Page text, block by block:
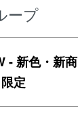
ープ
- 新色・新商
定